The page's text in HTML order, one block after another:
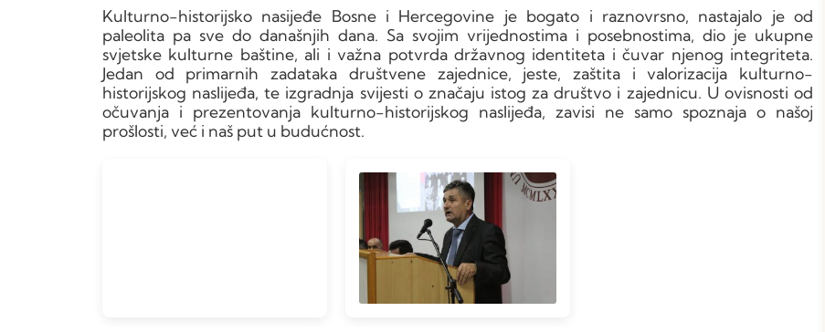
Kulturno-historijsko nasijeđe Bosne i Hercegovine je bogato i raznovrsno, nastajalo je od
paleolita pa sve do današnjih dana. Sa svojim vrijednostima i posebnostima, dio je ukupne
svjetske kulturne baštine, ali i važna potvrda državnog identiteta i čuvar njenog integriteta.
Jedan od primarnih zadataka društvene zajednice, jeste, zaštita i valorizacija kulturno-
historijskog naslijeđa, te izgradnja svijesti o značaju istog za društvo i zajednicu. U ovisnosti od
očuvanja i prezentovanja kulturno-historijskog naslijeđa, zavisi ne samo spoznaja o našoj
prošlosti, već i naš put u budućnost.